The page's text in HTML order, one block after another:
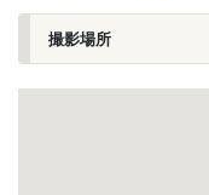
撮影場所